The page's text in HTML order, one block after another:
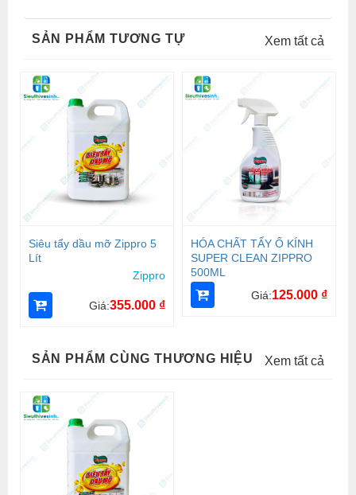
SẢN PHẨM TƯƠNG TỰ Xem tất cả
Siêu tẩy dầu mỡ Zippro 5
Lít
Zippro
Giá:355.000 ₫
HÓA CHẤT TẨY Ố KÍNH
SUPER CLEAN ZIPPRO
500ML
Giá:125.000 ₫
SẢN PHẨM CÙNG THƯƠNG HIỆU Xem tất cả